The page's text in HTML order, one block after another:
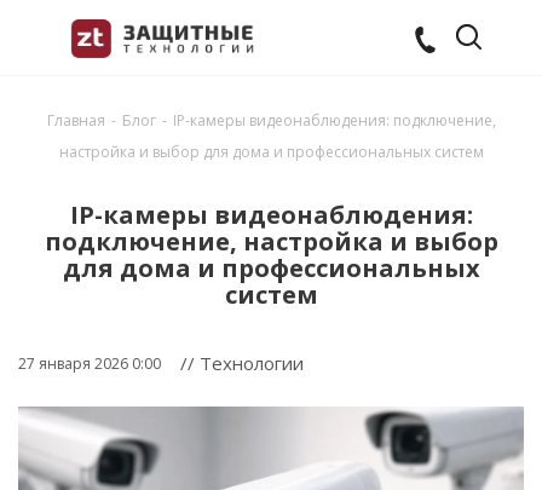
Главная - Блог - IP-камеры видеонаблюдения: подключение,
настройка и выбор для дома и профессиональных систем
IP-камеры видеонаблюдения:
подключение, настройка и выбор
для дома и профессиональных
систем
27 января 2026 0:00 // Технологии